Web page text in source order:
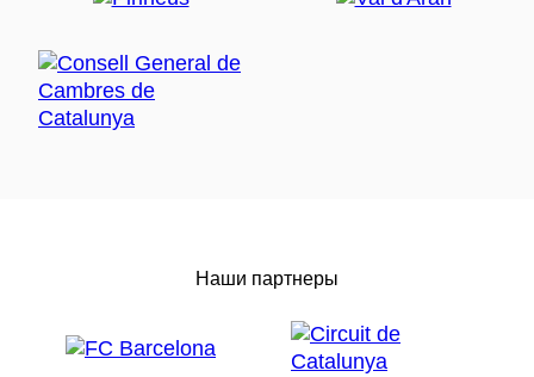
Наши партнеры